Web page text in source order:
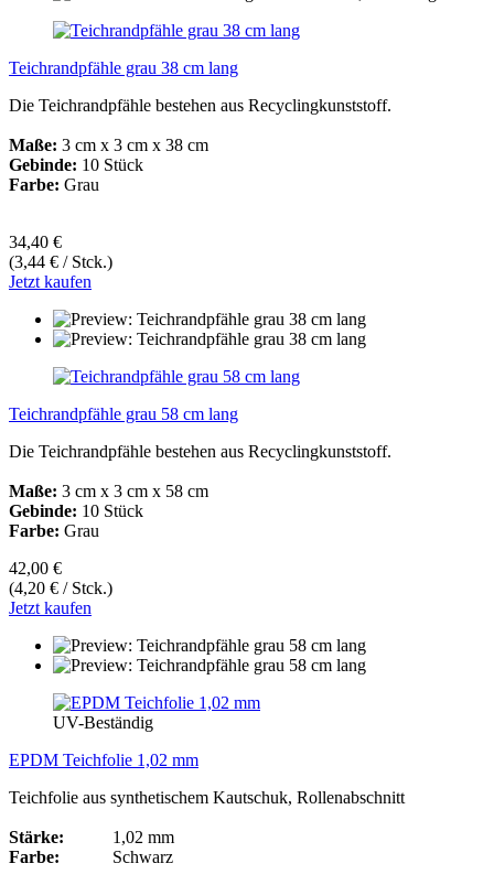
Teichrandpfähle grau 38 cm lang
Die Teichrandpfähle bestehen aus Recyclingkunststoff.
Maße: 3 cm x 3 cm x 38 cm
Gebinde: 10 Stück
Farbe: Grau
34,40 €
(3,44 € / Stck.)
Jetzt kaufen
Teichrandpfähle grau 58 cm lang
Die Teichrandpfähle bestehen aus Recyclingkunststoff.
Maße: 3 cm x 3 cm x 58 cm
Gebinde: 10 Stück
Farbe: Grau
42,00 €
(4,20 € / Stck.)
Jetzt kaufen
UV-Beständig
EPDM Teichfolie 1,02 mm
Teichfolie aus synthetischem Kautschuk, Rollenabschnitt
Stärke: 1,02 mm
Farbe:
Schwarz